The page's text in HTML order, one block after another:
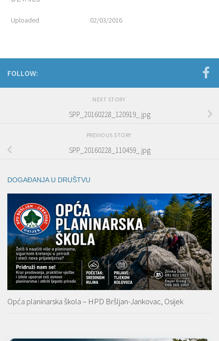
Uploaded 02/03/2016
FOLLOW:
NEXT STORY
SPP_20160228_120919_.jpg
PREVIOUS STORY
SPP_20160228_110459_.jpg
DOGAĐANJA U DRUŠTVU
Opća planinarska škola – HPD Bršljan-Jankovac, Osijek